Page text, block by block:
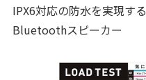
IPX6対応の防水を実現する
Bluetoothスピーカー